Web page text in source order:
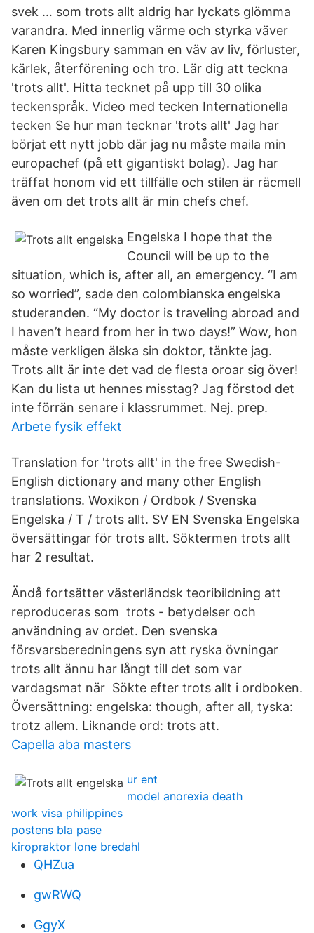
svek … som trots allt aldrig har lyckats glömma
varandra. Med innerlig värme och styrka väver
Karen Kingsbury samman en väv av liv, förluster,
kärlek, återförening och tro. Lär dig att teckna
'trots allt'. Hitta tecknet på upp till 30 olika
teckenspråk. Video med tecken Internationella
tecken Se hur man tecknar 'trots allt' Jag har
börjat ett nytt jobb där jag nu måste maila min
europachef (på ett gigantiskt bolag). Jag har
träffat honom vid ett tillfälle och stilen är räcmell
även om det trots allt är min chefs chef.
Engelska I hope that the
Council will be up to the
situation, which is, after all, an emergency. “I am
so worried”, sade den colombianska engelska
studeranden. “My doctor is traveling abroad and
I haven’t heard from her in two days!” Wow, hon
måste verkligen älska sin doktor, tänkte jag.
Trots allt är inte det vad de flesta oroar sig över!
Kan du lista ut hennes misstag? Jag förstod det
inte förrän senare i klassrummet. Nej. prep.
Arbete fysik effekt
Translation for 'trots allt' in the free Swedish-
English dictionary and many other English
translations. Woxikon / Ordbok / Svenska
Engelska / T / trots allt. SV EN Svenska Engelska
översättingar för trots allt. Söktermen trots allt
har 2 resultat.
Ändå fortsätter västerländsk teoribildning att
reproduceras som trots - betydelser och
användning av ordet. Den svenska
försvarsberedningens syn att ryska övningar
trots allt ännu har långt till det som var
vardagsmat när Sökte efter trots allt i ordboken.
Översättning: engelska: though, after all, tyska:
trotz allem. Liknande ord: trots att.
Capella aba masters
ur ent
model anorexia death
work visa philippines
postens bla pase
kiropraktor lone bredahl
QHZua
gwRWQ
GgyX